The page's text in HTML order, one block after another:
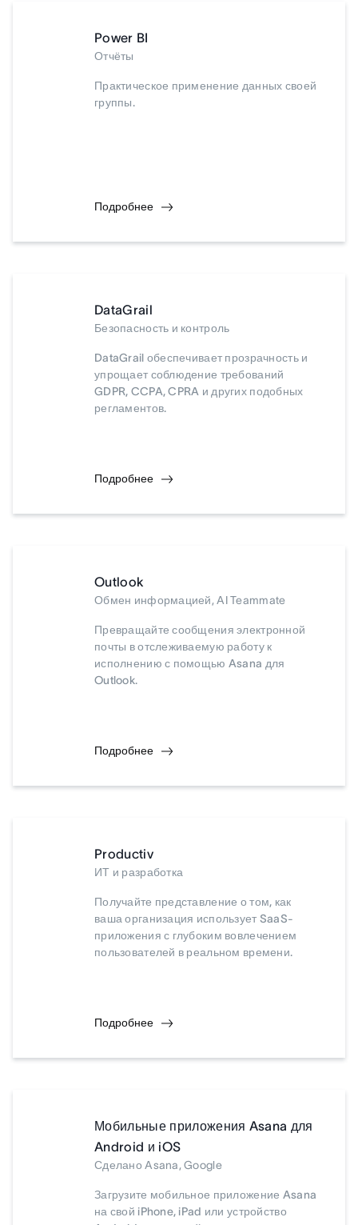
Power BI
Отчёты
Практическое применение данных своей
группы.
Подробнее
DataGrail
Безопасность и контроль
DataGrail обеспечивает прозрачность и
упрощает соблюдение требований
GDPR, CCPA, CPRA и других подобных
регламентов.
Подробнее
Outlook
Обмен информацией, AI Teammate
Превращайте сообщения электронной
почты в отслеживаемую работу к
исполнению с помощью Asana для
Outlook.
Подробнее
Productiv
ИТ и разработка
Получайте представление о том, как
ваша организация использует SaaS-
приложения с глубоким вовлечением
пользователей в реальном времени.
Подробнее
Мобильные приложения Asana для
Android и iOS
Сделано Asana, Google
Загрузите мобильное приложение Asana
на свой iPhone, iPad или устройство